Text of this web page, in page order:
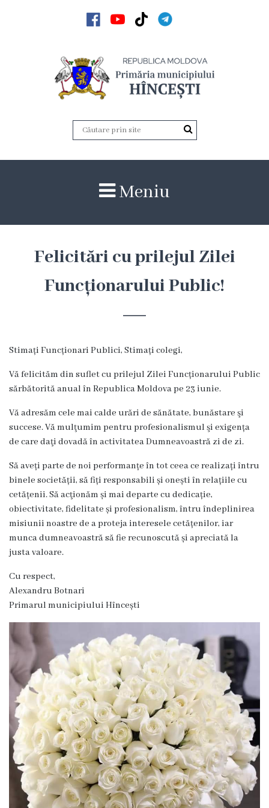
Noutăți
Galerie
foto
Hîncești
Așezarea
geografică
Istoria
orașului
Potențial
turistic
Orașe
înfrățite
Cetățeni
de
onoare
Primăria
Primarul
Adresează
o
întrebare
Orele
Meniu
Felicitări cu prilejul Zilei
Funcționarului Public!
Stimați Funcționari Publici, Stimați colegi,
Vă felicităm din suflet cu prilejul Zilei Funcționarului Public
sărbătorită anual în Republica Moldova pe 23 iunie.
Vă adresăm cele mai calde urări de sănătate, bunăstare şi
succese. Vă mulţumim pentru profesionalismul şi exigența
de care daţi dovadă în activitatea Dumneavoastră zi de zi.
Să aveți parte de noi performanțe în tot ceea ce realizați întru
binele societății, să fiți responsabili și onești în relațiile cu
cetățenii. Să acţionăm și mai departe cu dedicație,
obiectivitate, fidelitate și profesionalism, întru îndeplinirea
misiunii noastre de a proteja interesele cetățenilor, iar
munca dumneavoastră să fie recunoscută și apreciată la
justa valoare.
Cu respect,
Alexandru Botnari
Primarul municipiului Hîncești